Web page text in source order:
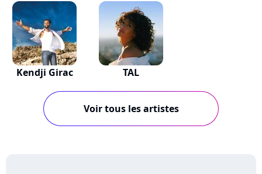
Kendji Girac TAL
Voir tous les artistes